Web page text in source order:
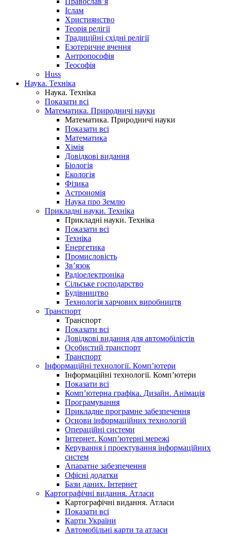
Іслам
Християнство
Теорія релігії
Традиційні східні релігії
Езотеричне вчення
Антропософія
Теософія
Huss
Наука. Техніка
Наука. Техніка
Показати всі
Математика. Природничі науки
Математика. Природничі науки
Показати всі
Математика
Хімія
Довідкові видання
Біологія
Екологія
Фізика
Астрономія
Наука про Землю
Прикладні науки. Техніка
Прикладні науки. Техніка
Показати всі
Техніка
Енергетика
Промисловість
Зв’язок
Радіоелектроніка
Сільське господарство
Будівництво
Технологія харчових виробництв
Транспорт
Транспорт
Показати всі
Довідкові видання для автомобілістів
Особистий транспорт
Транспорт
Інформаційні технології. Комп’ютери
Інформаційні технології. Комп’ютери
Показати всі
Комп’ютерна графіка. Дизайн. Анімація
Програмування
Прикладне програмне забезпечення
Основи інформаційних технологій
Операційні системи
Інтернет. Комп’ютерні мережі
Керування і проектування інформаційних
систем
Апаратне забезпечення
Офісні додатки
Бази даних. Інтернет
Картографічні видання. Атласи
Картографічні видання. Атласи
Показати всі
Карти України
Автомобільні карти та атласи